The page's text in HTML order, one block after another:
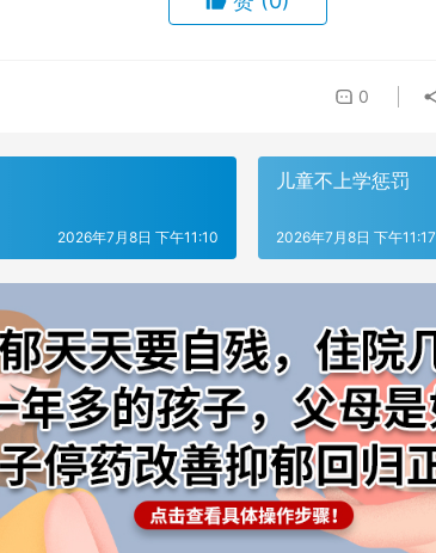
0
2026年7月8日 下午11:10
儿童不上学惩罚
2026年7月8日 下午11:17